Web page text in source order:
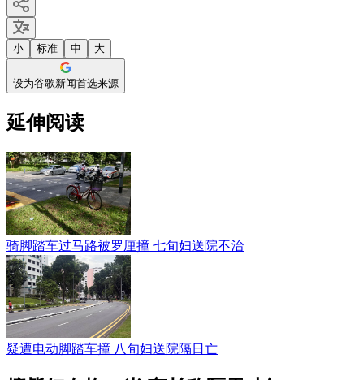
小 标准 中 大
设为谷歌新闻首选来源
延伸阅读
骑脚踏车过马路被罗厘撞 七旬妇送院不治
疑遭电动脚踏车撞 八旬妇送院隔日亡